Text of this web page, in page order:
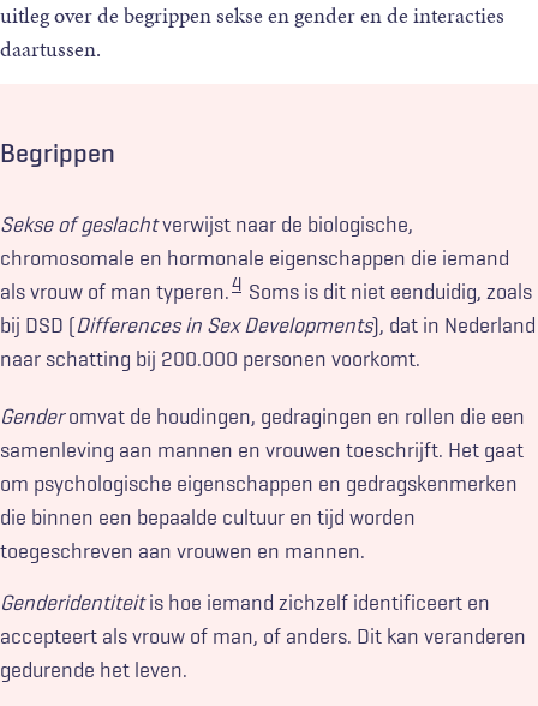
uitleg over de begrippen sekse en gender en de interacties
daartussen.
Begrippen
Sekse of geslachtverwijst naar de biologische,
chromosomale en hormonale eigenschappen die iemand
als vrouw of man typeren.4 Soms is dit niet eenduidig, zoals
bij DSD (Differences in Sex Developments), dat in Nederland
naar schatting bij 200.000 personen voorkomt.
Genderomvat de houdingen, gedragingen en rollen die een
samenleving aan mannen en vrouwen toeschrijft. Het gaat
om psychologische eigenschappen en gedragskenmerken
die binnen een bepaalde cultuur en tijd worden
toegeschreven aan vrouwen en mannen.
Genderidentiteitis hoe iemand zichzelf identificeert en
accepteert als vrouw of man, of anders. Dit kan veranderen
gedurende het leven.